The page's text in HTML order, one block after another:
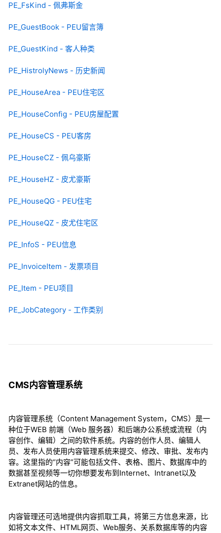
PE_FsKind - 佩弗斯金
PE_GuestBook - PEU留言簿
PE_GuestKind - 客人种类
PE_HistrolyNews - 历史新闻
PE_HouseArea - PEU住宅区
PE_HouseConfig - PEU房屋配置
PE_HouseCS - PEU客房
PE_HouseCZ - 佩乌豪斯
PE_HouseHZ - 皮尤豪斯
PE_HouseQG - PEU住宅
PE_HouseQZ - 皮尤住宅区
PE_InfoS - PEU信息
PE_InvoiceItem - 发票项目
PE_Item - PEU项目
PE_JobCategory - 工作类别
CMS内容管理系统
内容管理系统（Content Management System，CMS）是一
种位于WEB 前端（Web 服务器）和后端办公系统或流程（内
容创作、编辑）之间的软件系统。内容的创作人员、编辑人
员、发布人员使用内容管理系统来提交、修改、审批、发布内
容。这里指的“内容”可能包括文件、表格、图片、数据库中的
数据甚至视频等一切你想要发布到Internet、Intranet以及
Extranet网站的信息。
内容管理还可选地提供内容抓取工具，将第三方信息来源，比
如将文本文件、HTML网页、Web服务、关系数据库等的内容